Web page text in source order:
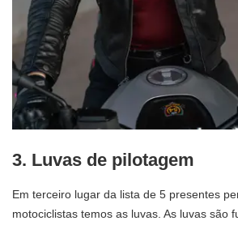
3. Luvas de pilotagem
Em terceiro lugar da lista de 5 presentes
motociclistas temos as luvas. As luvas são